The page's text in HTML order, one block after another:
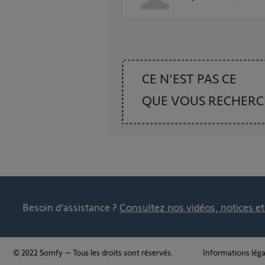
CE N'EST PAS CE
QUE VOUS
Besoin d’assistance ? Consultez nos vidéos, notices
© 2022 Somfy – Tous les droits sont réservés. Informations